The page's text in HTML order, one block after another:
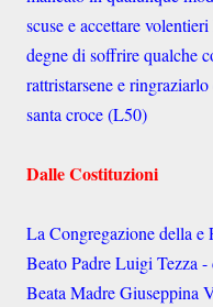
scuse e accettare
degne di soffrire qualche
rattristarsene e
santa croce (L50)
Dalle Costituzioni
La Congregazione della
Beato Padre Luigi Tezza
Beata Madre Giuseppina